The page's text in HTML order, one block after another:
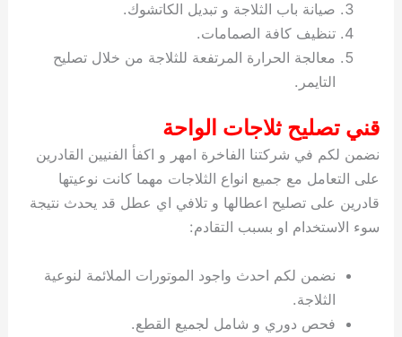
صيانة باب الثلاجة و تبديل الكاتشوك.
تنظيف كافة الصمامات.
معالجة الحرارة المرتفعة للثلاجة من خلال تصليح
التايمر.
قني تصليح ثلاجات الواحة
نضمن لكم في شركتنا الفاخرة امهر و اكفأ الفنيين القادرين
على التعامل مع جميع انواع الثلاجات مهما كانت نوعيتها
قادرين على تصليح اعطالها و تلافي اي عطل قد يحدث نتيجة
سوء الاستخدام او بسبب التقادم:
نضمن لكم احدث واجود الموتورات الملائمة لنوعية
الثلاجة.
فحص دوري و شامل لجميع القطع.